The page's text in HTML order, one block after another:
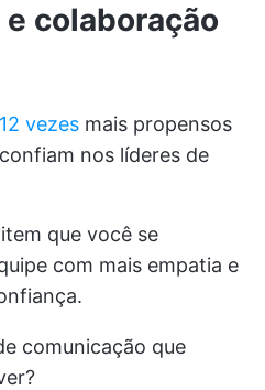
colaboração
12 vezes mais propensos
nos líderes de
que você se
com mais empatia e
comunicação que